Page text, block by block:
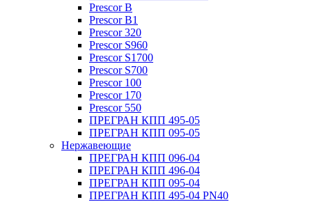
Prescor B
Prescor B1
Prescor 320
Prescor S960
Prescor S1700
Prescor S700
Prescor 100
Prescor 170
Prescor 550
ПРЕГРАН КПП 495-05
ПРЕГРАН КПП 095-05
Нержавеющие
ПРЕГРАН КПП 096-04
ПРЕГРАН КПП 496-04
ПРЕГРАН КПП 095-04
ПРЕГРАН КПП 495-04 PN40